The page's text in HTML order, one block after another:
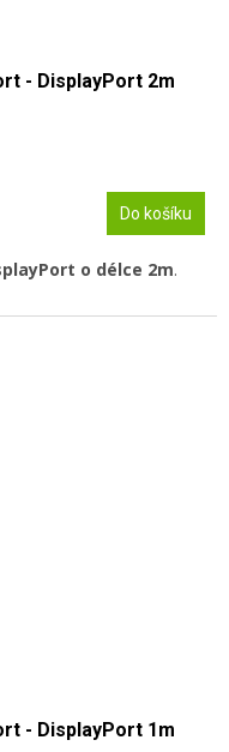
- DisplayPort 2m
Do košíku
o délce 2m.
- DisplayPort 1m